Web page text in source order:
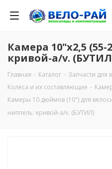
Камера 10"х2,5
кривой-а/v.
Главная - Каталог - Запчасти для
Колёса и их составляющие -
Камеры 10 дюймов (10") для
ниппель: кривой-а/v. (БУТИЛ)